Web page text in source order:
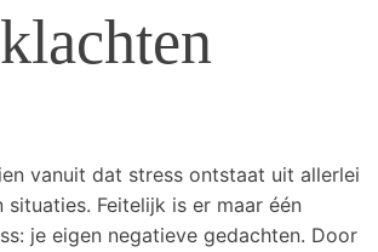
vanuit dat stress ontstaat uit allerlei
situaties. Feitelijk is er maar één
je eigen negatieve gedachten. Door